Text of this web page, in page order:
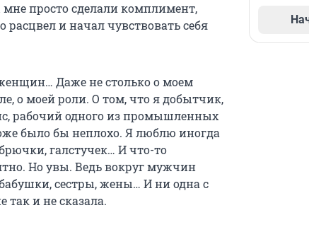
просто сделали комплимент,
расцвел и начал чувствовать себя
Даже не столько о моем
о моей роли. О том, что я добытчик,
рабочий одного из промышленных
было бы неплохо. Я люблю иногда
галстучек… И что-то
Но увы. Ведь вокруг мужчин
сестры, жены… И ни одна с
так и не сказала.